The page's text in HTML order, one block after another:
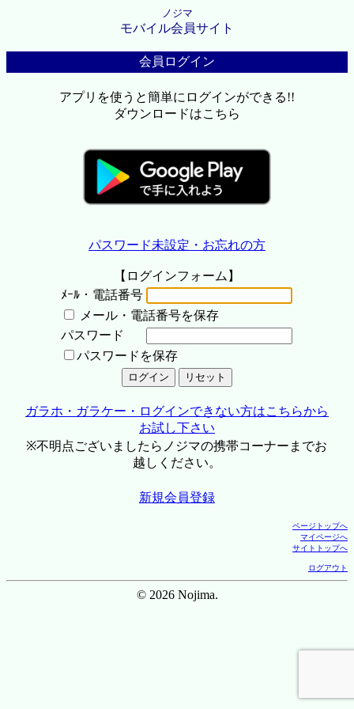
ノジマ
モバイル会員サイト
会員ログイン
アプリを使うと簡単にログインができる!!
ダウンロードはこちら
パスワード未設定・お忘れの方
【ログインフォーム】
ﾒｰﾙ・電話番号
メール・電話番号を保存
パスワード
パスワードを保存
ガラホ・ガラケー・ログインできない方はこちらから
お試し下さい
※不明点ございましたらノジマの携帯コーナーまでお
越しください。
新規会員登録
ページトップへ
マイページへ
サイトトップへ
ログアウト
© 2026 Nojima.